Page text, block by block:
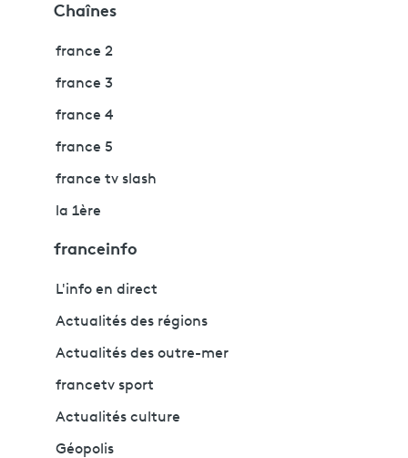
Chaînes
france 2
france 3
france 4
france 5
france tv slash
la 1ère
franceinfo
L'info en direct
Actualités des régions
Actualités des outre-mer
francetv sport
Actualités culture
Géopolis